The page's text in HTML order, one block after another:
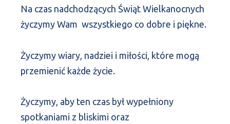
Na czas nadchodzących Świąt Wielkanocnych
życzymy Wam wszystkiego co dobre i piękne.
Życzymy wiary, nadziei i miłości, które mogą
przemienić każde życie.
Życzymy, aby ten czas był wypełniony
spotkaniami z bliskimi oraz